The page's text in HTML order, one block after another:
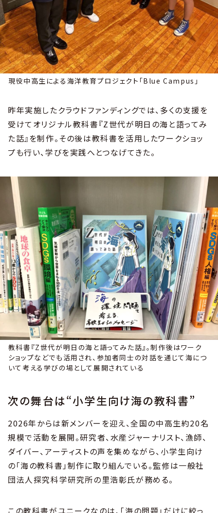
現役中高生による海洋教育プロジェクト「Blue Campus」
昨年実施したクラウドファンディングでは、多くの支援を
受けてオリジナル教科書『Z世代が明日の海と語ってみ
た話』を制作。その後は教科書を活用したワークショッ
プも行い、学びを実践へとつなげてきた。
教科書『Z世代が明日の海と語ってみた話』。制作後はワーク
ショップなどでも活用され、参加者同士の対話を通じて海につ
いて考える学びの場として展開されている
次の舞台は“小学生向け海の教科書”
2026年からは新メンバーを迎え、全国の中高生約20名
規模で活動を展開。研究者、水産ジャーナリスト、漁師、
ダイバー、アーティストの声を集めながら、小学生向け
の「海の教科書」制作に取り組んでいる。監修は一般社
団法人探究科学研究所の里浩彰氏が務める。
この教科書がユニークなのは、「海の問題」だけに絞っ